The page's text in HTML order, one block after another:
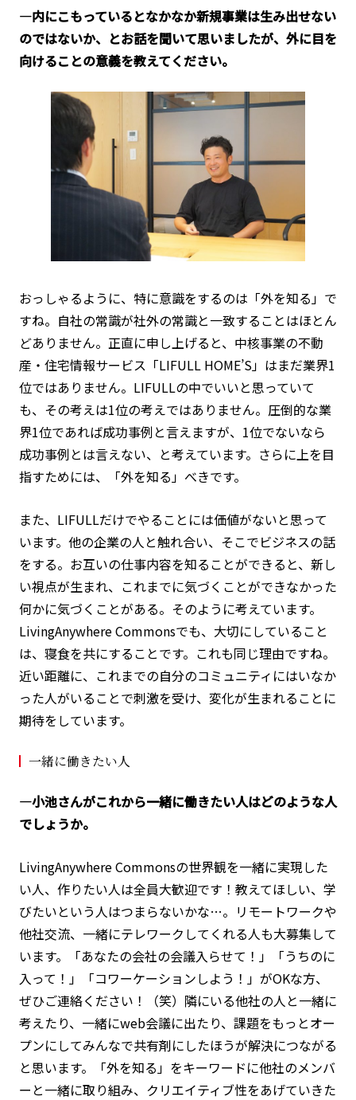
―内にこもっているとなかなか新規事業は生み出せない
のではないか、とお話を聞いて思いましたが、外に目を
向けることの意義を教えてください。
おっしゃるように、特に意識をするのは「外を知る」で
すね。自社の常識が社外の常識と一致することはほとん
どありません。正直に申し上げると、中核事業の不動
産・住宅情報サービス「LIFULL HOME’S」はまだ業界1
位ではありません。LIFULLの中でいいと思っていて
も、その考えは1位の考えではありません。圧倒的な業
界1位であれば成功事例と言えますが、1位でないなら
成功事例とは言えない、と考えています。さらに上を目
指すためには、「外を知る」べきです。
また、LIFULLだけでやることには価値がないと思って
います。他の企業の人と触れ合い、そこでビジネスの話
をする。お互いの仕事内容を知ることができると、新し
い視点が生まれ、これまでに気づくことができなかった
何かに気づくことがある。そのように考えています。
LivingAnywhere Commonsでも、大切にしていること
は、寝食を共にすることです。これも同じ理由ですね。
近い距離に、これまでの自分のコミュニティにはいなか
った人がいることで刺激を受け、変化が生まれることに
期待をしています。
一緒に働きたい人
―小池さんがこれから一緒に働きたい人はどのような人
でしょうか。
LivingAnywhere Commonsの世界観を一緒に実現した
い人、作りたい人は全員大歓迎です！教えてほしい、学
びたいという人はつまらないかな…。リモートワークや
他社交流、一緒にテレワークしてくれる人も大募集して
います。「あなたの会社の会議入らせて！」「うちのに
入って！」「コワーケーションしよう！」がOKな方、
ぜひご連絡ください！（笑）隣にいる他社の人と一緒に
考えたり、一緒にweb会議に出たり、課題をもっとオー
プンにしてみんなで共有剤にしたほうが解決につながる
と思います。「外を知る」をキーワードに他社のメンバ
ーと一緒に取り組み、クリエイティブ性をあげていきた